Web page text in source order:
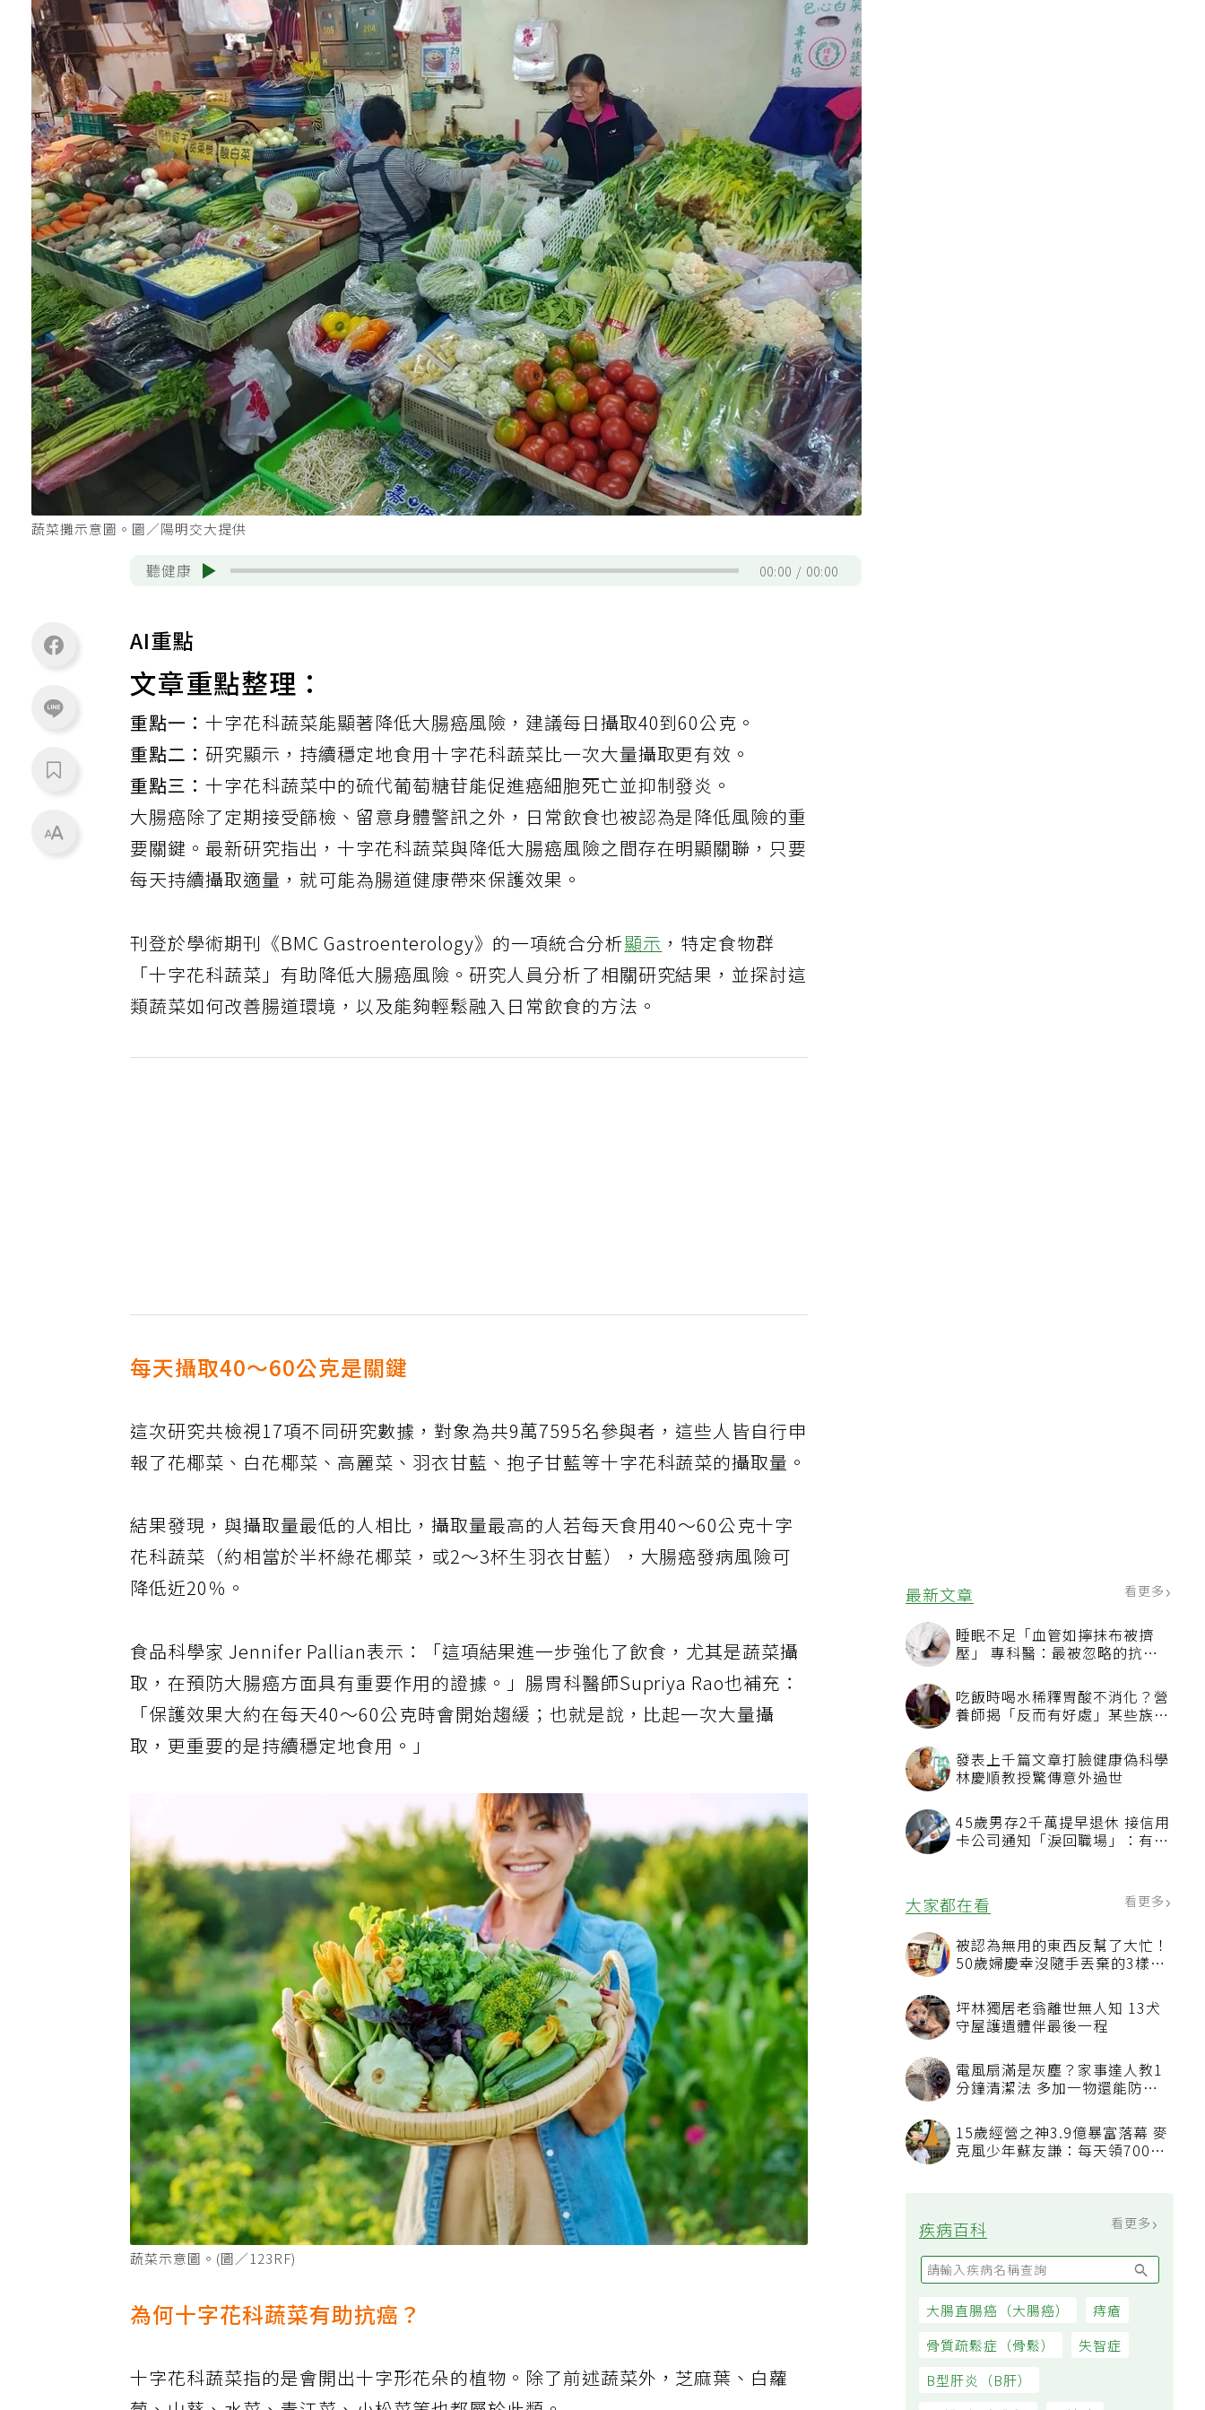
最新文章 看更多
睡眠不足「血管如擰抹布被擠
壓」 專科醫：最被忽略的抗老
吃飯時喝水稀釋胃酸不消化？營
養師揭「反而有好處」某些族群
發表上千篇文章打臉健康偽科學
林慶順教授驚傳意外過世
45歲男存2千萬提早退休 接信用
卡公司通知「淚回職場」：有錢
大家都在看
被認為無用的東西反幫了大忙！
50歲婦慶幸沒隨手丟棄的3樣物
坪林獨居老翁離世無人知 13犬
守屋護遺體伴最後一程
電風扇滿是灰塵？家事達人教1
汙附著
15歲經營之神3.9億暴富落幕 麥
疾病百科
蔬菜攤示意圖。圖／陽明交大提供
聽健康 00:00 00:00
AI重點
文章重點整理：
重點一：十字花科蔬菜能顯著降低大腸癌風險，建議每日攝取40到60公克。
重點二： 研究顯示，持續穩定地食用十字花科蔬菜比一次大量攝取更有效。
重點三：十字花科蔬菜中的硫代葡萄糖苷能促進癌細胞死亡並抑制發炎。
大腸癌除了定期接受篩檢、留意身體警訊之外，日常飲食也被認為是降低風險的重
要關鍵。最新研究指出，十字花科蔬菜與降低大腸癌風險之間存在明顯關聯，只要
每天持續攝取適量，就可能為腸道健康帶來保護效果。
刊登於學術期刊《BMC Gastroenterology》的一項統合分析顯示 ，特定食物群
「十字花科蔬菜」有助降低大腸癌風險。研究人員分析了相關研究結果，並探討這
類蔬菜如何改善腸道環境，以及能夠輕鬆融入日常飲食的方法。
每天攝取40～60公克是關鍵
這次研究共檢視17項不同研究數據，對象為共9萬7595名參與者，這些人皆自行申
報了花椰菜、白花椰菜、高麗菜、羽衣甘藍、抱子甘藍等十字花科蔬菜的攝取量。
結果發現，與攝取量最低的人相比，攝取量最高的人若每天食用40～60公克十字
花科蔬菜（約相當於半杯綠花椰菜，或2～3杯生羽衣甘藍），大腸癌發病風險可
降低近20％。
食品科學家 Jennifer Pallian表示：「這項結果進一步強化了飲食，尤其是蔬菜攝
取，在預防大腸癌方面具有重要作用的證據。」腸胃科醫師Supriya Rao也補充：
「保護效果大約在每天40～60公克時會開始趨緩；也就是說，比起一次大量攝
取，更重要的是持續穩定地食用。」
蔬菜示意圖。(圖／123RF)
為何十字花科蔬菜有助抗癌？
十字花科蔬菜指的是會開出十字形花朵的植物。除了前述蔬菜外，芝麻葉、白蘿